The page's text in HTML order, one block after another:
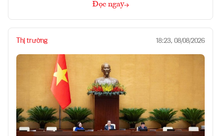
Đọc ngay
Thị trường 18:23, 08/08/2026